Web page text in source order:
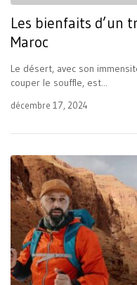
Les bienfaits d’un
Maroc
Le désert, avec son
couper le souffle, est...
décembre 17, 2024